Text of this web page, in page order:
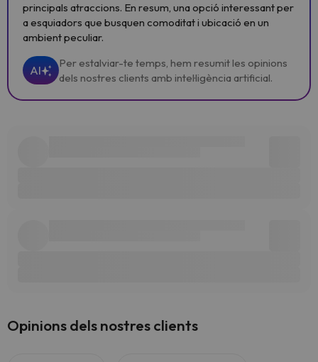
principals atraccions. En resum, una opció interessant per
a esquiadors que busquen comoditat i ubicació en un
ambient peculiar.
AI
Per estalviar-te temps, hem resumit les opinions
dels nostres clients amb intel·ligència artificial.
Opinions dels nostres clients